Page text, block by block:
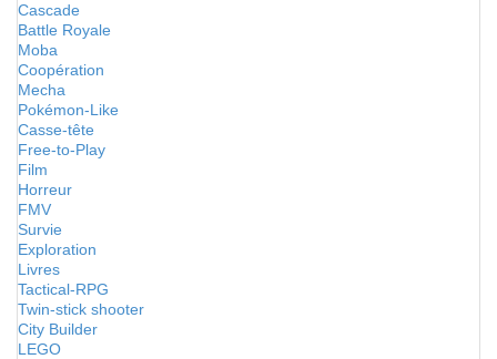
Cascade
Battle Royale
Moba
Coopération
Mecha
Pokémon-Like
Casse-tête
Free-to-Play
Film
Horreur
FMV
Survie
Exploration
Livres
Tactical-RPG
Twin-stick shooter
City Builder
LEGO